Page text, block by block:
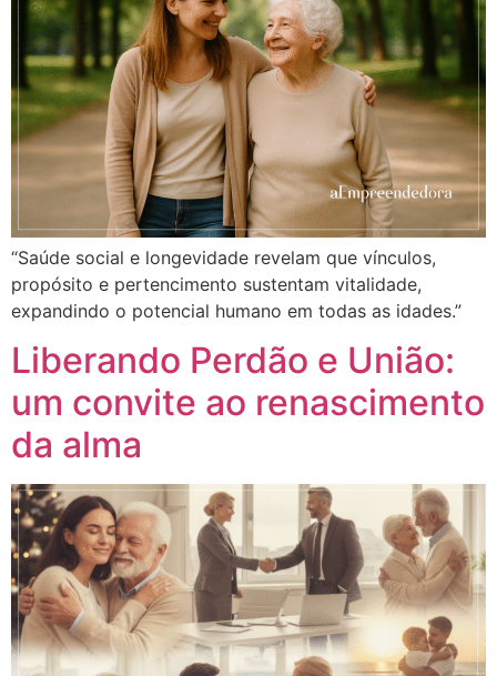
“Saúde social e longevidade revelam que vínculos,
propósito e pertencimento sustentam vitalidade,
expandindo o potencial humano em todas as idades.”
Liberando Perdão e União:
um convite ao renascimento
da alma